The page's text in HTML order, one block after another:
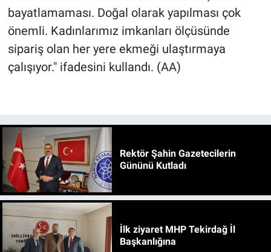
bayatlamaması. Doğal olarak yapılması çok
önemli. Kadınlarımız imkanları ölçüsünde
sipariş olan her yere ekmeği ulaştırmaya
çalışıyor." ifadesini kullandı. (AA)
Rektör Şahin Gazetecilerin
Gününü Kutladı
İlk ziyaret MHP Tekirdağ İl
Başkanlığına